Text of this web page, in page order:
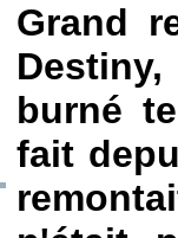
Grand
Destiny,
burné
fait